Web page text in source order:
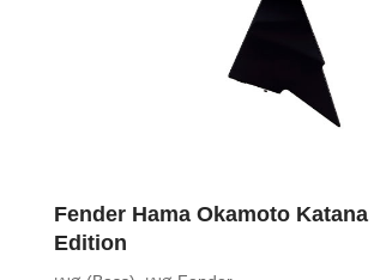
Fender Hama Okamoto
Edition